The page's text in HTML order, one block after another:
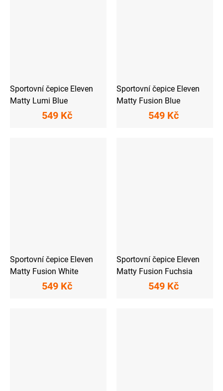
Sportovní čepice Eleven
Matty Lumi Blue
549 Kč
Sportovní čepice Eleven
Matty Fusion Blue
549 Kč
Sportovní čepice Eleven
Matty Fusion White
549 Kč
Sportovní čepice Eleven
Matty Fusion Fuchsia
549 Kč